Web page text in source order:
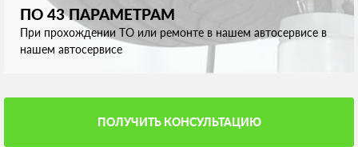
ПО 43 ПАРАМЕТРАМ
При прохождении ТО или ремонте в нашем автосервисе в
нашем автосервисе
ПОЛУЧИТЬ КОНСУЛЬТАЦИЮ